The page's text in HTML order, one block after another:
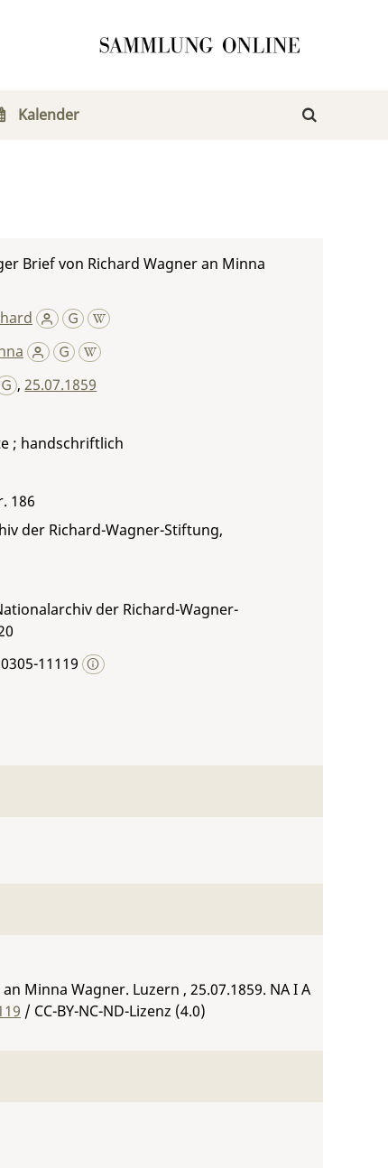
Kalender
Brief von Richard Wagner an Minna
,25.07.1859
; handschriftlich
186
der Richard-Wagner-Stiftung,
der Richard-Wagner-
11119
Minna Wagner. Luzern , 25.07.1859. NA I A
/ CC-BY-NC-ND-Lizenz (4.0)